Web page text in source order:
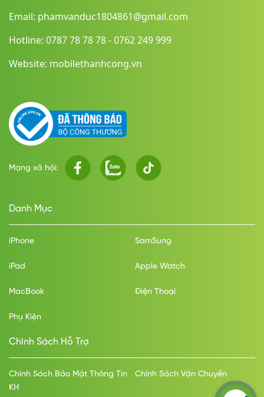
Email: phamvanduc1804861@gmail.com
Hotline: 0787 78 78 78 - 0762 249 999
Website: mobilethanhcong.vn
Mạng xã hội:
Danh Mục
iPhone SamSung
iPad Apple Watch
MacBook Điện Thoại
Phụ Kiện
Chính Sách Hỗ Trợ
Chính Sách Bảo Mật Thông Tin
KH
Chính Sách Vận Chuyển